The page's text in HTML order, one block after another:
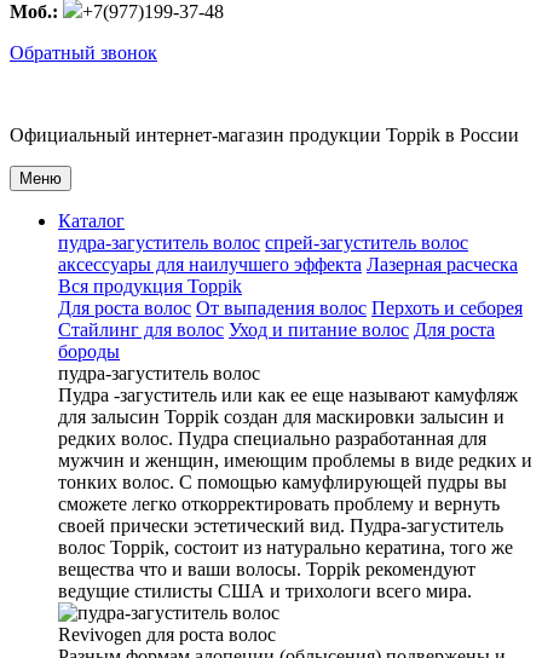
Моб.:
+7(977)199-37-48
Обратный звонок
Официальный интернет-магазин продукции Toppik в России
Меню
Каталог
пудра-загуститель волос спрей-загуститель волос
аксеcсуары для наилучшего эффекта Лазерная расческа
Вся продукция Toppik
Для роста волос От выпадения волос Перхоть и себорея
Стайлинг для волос Уход и питание волос Для роста
бороды
пудра-загуститель волос
Пудра -загуститель или как ее еще называют камуфляж
для залысин Toppik создан для маскировки залысин и
редких волос. Пудра специально разработанная для
мужчин и женщин, имеющим проблемы в виде редких и
тонких волос. С помощью камуфлирующей пудры вы
сможете легко откорректировать проблему и вернуть
своей прически эстетический вид. Пудра-загуститель
волос Toppik, состоит из натурально кератина, того же
вещества что и ваши волосы. Toppik рекомендуют
ведущие стилисты США и трихологи всего мира.
Revivogen для роста волос